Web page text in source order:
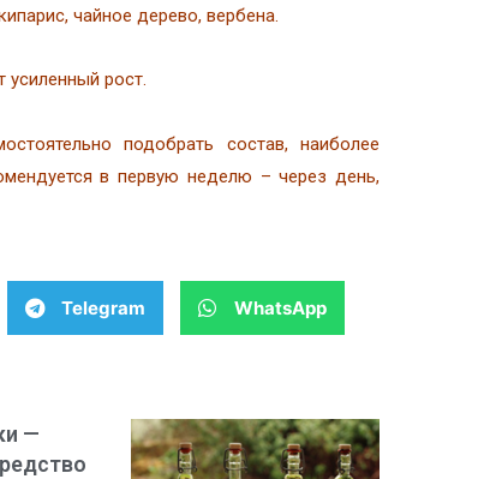
чайное дерево, вербена.
рост.
подобрать состав, наиболее
в первую неделю – через день,
Telegram WhatsApp
—